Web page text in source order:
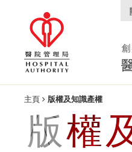
主頁 版權及知識產權
版權